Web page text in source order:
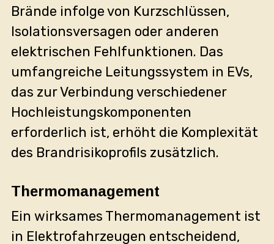
Brände infolge von Kurzschlüssen,
Isolationsversagen oder anderen
elektrischen Fehlfunktionen. Das
umfangreiche Leitungssystem in EVs,
das zur Verbindung verschiedener
Hochleistungskomponenten
erforderlich ist, erhöht die Komplexität
des Brandrisikoprofils zusätzlich.
Thermomanagement
Ein wirksames Thermomanagement ist
in Elektrofahrzeugen entscheidend,